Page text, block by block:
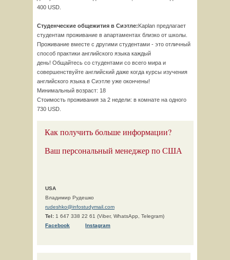
400 USD.
Студенческие общежития в Сиэтле:Kaplan предлагает
студентам проживание в апартаментах близко от школы.
Проживание вместе с другими студентами - это отличный
способ практики английского языка каждый
день! Общайтесь со студентами со всего мира и
совершенствуйте английский даже когда курсы изучения
английского языка в Сиэтле уже окончены!
Минимальный возраст: 18
Стоимость проживания за 2 недели: в комнате на одного
730 USD.
Как получить больше информации?
Ваш персональный менеджер по США
USA
Владимир Рудешко
rudeshko@infostudymail.com
Tel: 1 647 338 22 61 (Viber, WhatsApp, Telegram)
Facebook Instagram